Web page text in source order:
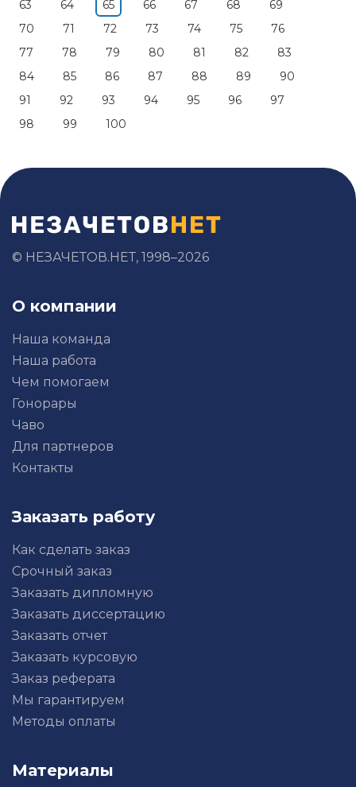
63
64 65 66 67 68
69
70
71 72 73 74 75
76
77
78 79 80 81 82
83
84
85 86 87 88 89
90
91
92 93 94 95 96
97
98
99 100
© НЕЗАЧЕТОВ.НЕТ, 1998–2026
О компании
Наша команда
Наша работа
Чем помогаем
Гонорары
Чаво
Для партнеров
Контакты
Заказать работу
Как сделать заказ
Срочный заказ
Заказать дипломную
Заказать диссертацию
Заказать отчет
Заказать курсовую
Заказ реферата
Мы гарантируем
Методы оплаты
Материалы